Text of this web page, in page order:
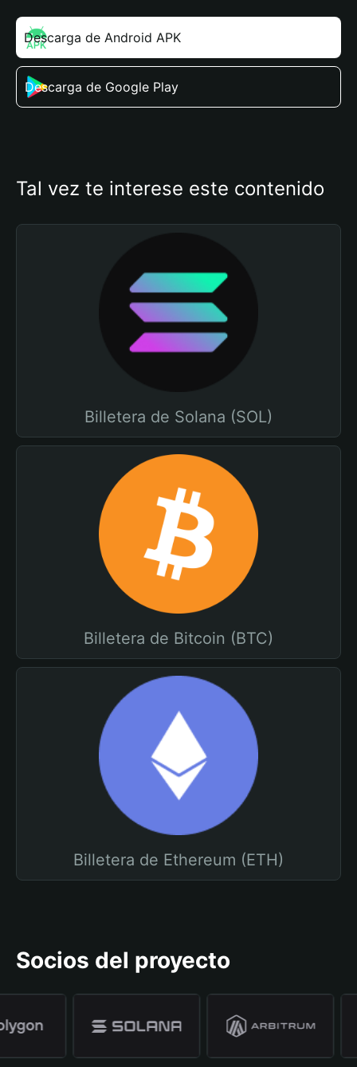
Descarga de Android APK
Descarga de Google Play
Tal vez te interese este contenido
Billetera de Solana (SOL)
Billetera de Bitcoin (BTC)
Billetera de Ethereum (ETH)
Socios del proyecto